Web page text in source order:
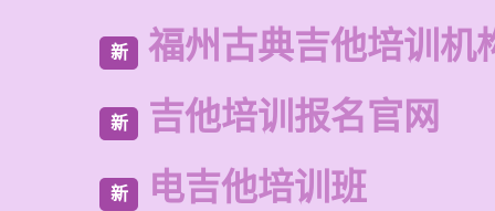
新 福州古典吉他培训机
新 吉他培训报名官网
新 电吉他培训班